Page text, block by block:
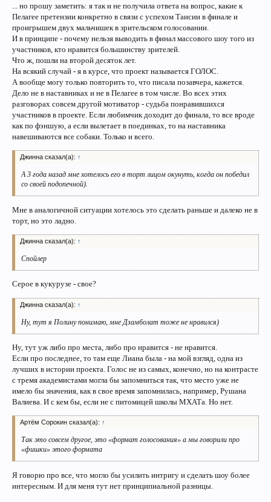
... но прошу заметить: я так и не получила ответа на вопрос, какие к
Пелагее претензии конкретно в связи с успехом Таисии в финале и
проигрышем двух мальчишек в зрительском голосовании.
И в принципе - почему нельзя выводить в финал массового шоу того из
участников, кто нравится большинству зрителей.
Что ж, пошли на второй десяток лет.
На всякий случай - я в курсе, что проект называется ГОЛОС.
А вообще могу только повторить то, что писала позавчера, кажется.
Дело не в наставниках и не в Пелагее в том числе. Во всех этих
разговорах совсем другой мотиватор - судьба понравившихся
участников в проекте. Если любимчик доходит до финала, то все вроде
как по фэншую, а если вылетает в поединках, то на наставника
навешиваются все собаки. Только и всего.
Джинна сказал(а): ↑
А 3 года назад мне хотелось его в торт лицом окунуть, когда он победил
со своей подопечной).
Мне в аналогичной ситуации хотелось это сделать раньше и далеко не в
торт, но это ладно.
Джинна сказал(а): ↑
Спойлер
Серое в кукурузе - свое?
Джинна сказал(а): ↑
Ну, тут я Полину понимаю, мне Дзамболат тоже не нравился)
Ну, тут уж либо про места, либо про нравится - не нравится.
Если про последнее, то там еще Лиана была - на мой взгляд, одна из
лучших в истории проекта. Голос не из самых, конечно, но на контрасте
с тремя академистами могла бы запомниться так, что место уже не
имело бы значения, как в свое время запомнилась, например, Рушана
Валиева. И с кем бы, если не с питомицей школы МХАТа. Но нет.
Артём Сорокин сказал(а): ↑
Так это совсем другое, это «формат голосования» а мы говорили про
«фишки» этого формата
Я говорю про все, что могло бы усилить интригу и сделать шоу более
интересным. И для меня тут нет принципиальной разницы.